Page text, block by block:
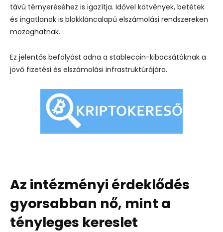
távú térnyeréséhez is igazítja. Idővel kötvények, betétek
és ingatlanok is blokkláncalapú elszámolási rendszereken
mozoghatnak.
Ez jelentős befolyást adna a stablecoin-kibocsátóknak a
jövő fizetési és elszámolási infrastruktúrájára.
Az intézményi érdeklődés
gyorsabban nő, mint a
tényleges kereslet